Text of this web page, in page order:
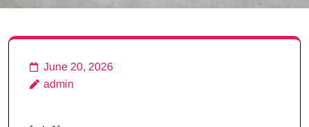
June 20, 2026
admin